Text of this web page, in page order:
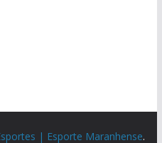
| Esporte Maranhense.